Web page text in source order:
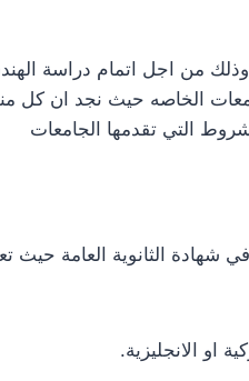
وذلك من اجل اتمام دراسة
الخاصه حيث نجد ان كل
التي تقدمها الجامعات
الثانوية العامة حيث
او الانجليزية.